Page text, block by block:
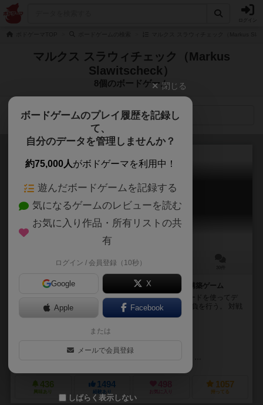
マルクス スラウィチェック（Markus
Slawitscheck）
8個のボードゲーム
検索メニュー
チャレンジャーズ！
Challengers!
45分前後
多種多様なキャラを仲間にして相手を打ち倒すデッキ構築ゲーム
パワー値、属性、特殊効果などのステータスがあるカードを使ってデ
ッキ構築。 何人でプレイしていても1対1でそれぞれ勝負を行う。 対戦
ではカードのパワー値で勝負し、倒され...
ヨハネス・クレナー（Johannes Krenner）
436
興味あり
1494
経験あり お気に入り
1057
持ってる
閉じる
ボードゲームのプレイ履歴を記録し
て、
自分のデータを管理しませんか？
約75,000人がボドゲーマを利用中！
遊んだボードゲームを記録する
気になるゲームのレビューを読む
お気に入り作品・所有リストの共
有
ログイン / 会員登録（10秒）
Google X
Apple Facebook
または
メールで会員登録
しばらく表示しない